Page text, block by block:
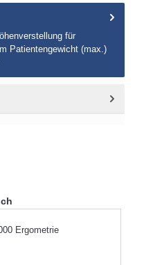
für
Patientengewicht (max.)